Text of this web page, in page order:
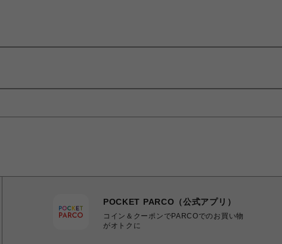
POCKET PARCO（公式アプリ）
コイン＆クーポンでPARCOでのお買い物
がオトクに